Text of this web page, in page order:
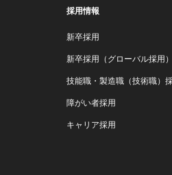
採用情報
新卒採用
新卒採用（グローバル採用）
技能職・製造職（技術職）
障がい者採用
キャリア採用